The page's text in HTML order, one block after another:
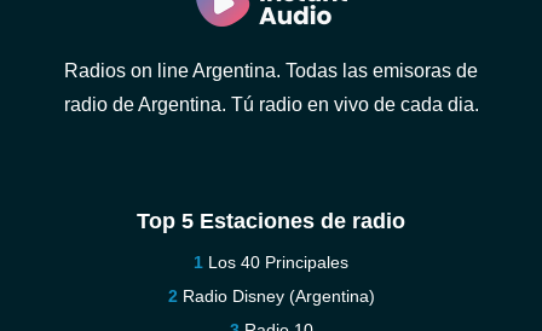
Radios on line Argentina. Todas las emisoras de
radio de Argentina. Tú radio en vivo de cada dia.
Top 5 Estaciones de radio
Los 40 Principales
Radio Disney (Argentina)